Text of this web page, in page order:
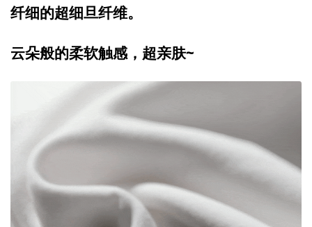
纤细的超细旦纤维。
云朵般的柔软触感，超亲肤~